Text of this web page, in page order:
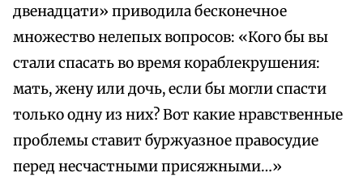
двенадцати» приводила бесконечное
множество нелепых вопросов: «Кого бы вы
стали спасать во время кораблекрушения:
мать, жену или дочь, если бы могли спасти
только одну из них? Вот какие нравственные
проблемы ставит буржуазное правосудие
перед несчастными присяжными…»